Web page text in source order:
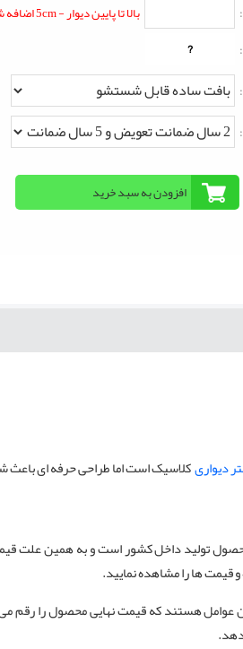
بالا تا پایین دیوار - 5cm اضافه شود
?
دیواریکلاسیک است اما طراحی حرفه ای باعث
تولید داخل کشور است و به همین علت
قیمت ها را مشاهده نمایید.
عوامل هستند که قیمت نهایی محصول را